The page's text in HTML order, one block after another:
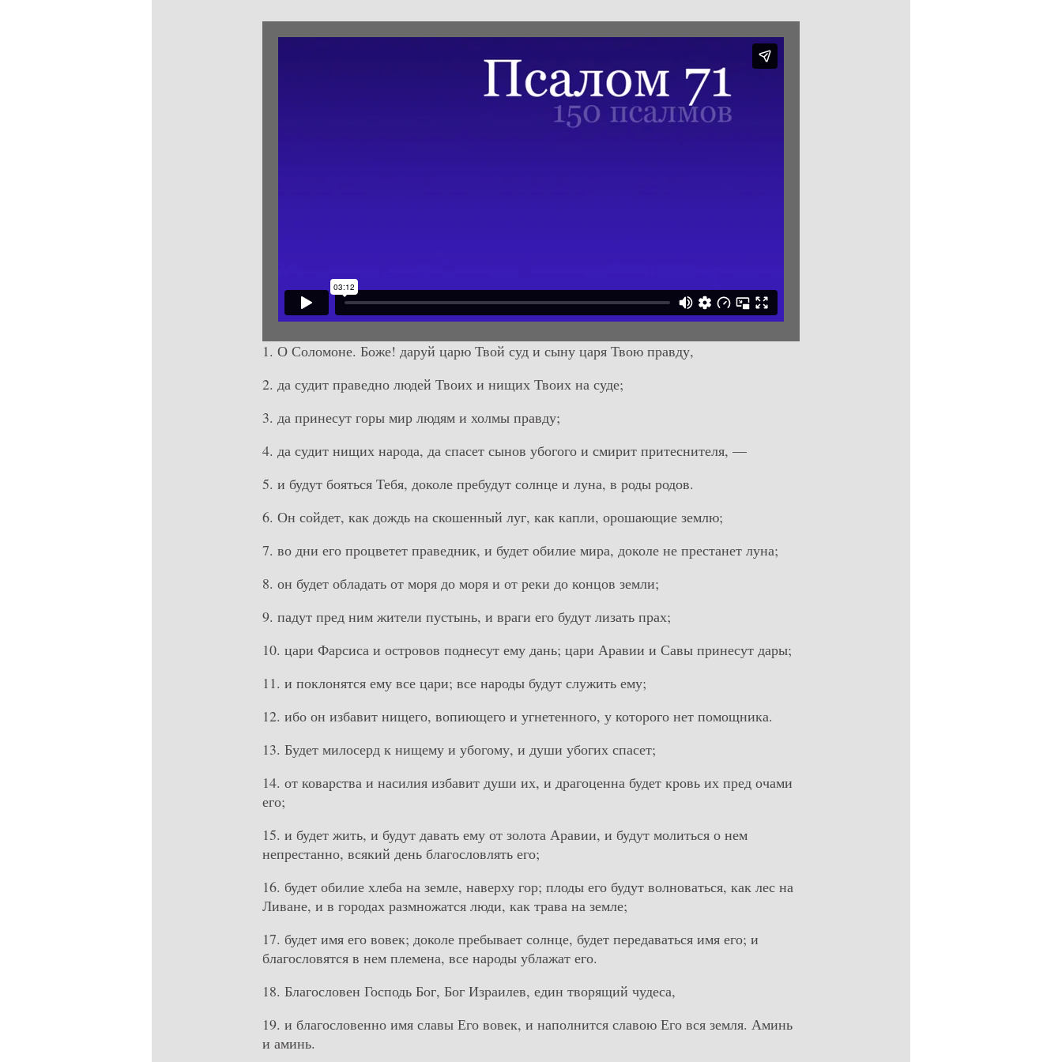
1. О Соломоне. Боже! даруй царю Твой суд и сыну царя Твою правду,
2. да судит праведно людей Твоих и нищих Твоих на суде;
3. да принесут горы мир людям и холмы правду;
4. да судит нищих народа, да спасет сынов убогого и смирит притеснителя, —
5. и будут бояться Тебя, доколе пребудут солнце и луна, в роды родов.
6. Он сойдет, как дождь на скошенный луг, как капли, орошающие землю;
7. во дни его процветет праведник, и будет обилие мира, доколе не престанет луна;
8. он будет обладать от моря до моря и от реки до концов земли;
9. падут пред ним жители пустынь, и враги его будут лизать прах;
10. цари Фарсиса и островов поднесут ему дань; цари Аравии и Савы принесут дары;
11. и поклонятся ему все цари; все народы будут служить ему;
12. ибо он избавит нищего, вопиющего и угнетенного, у которого нет помощника.
13. Будет милосерд к нищему и убогому, и души убогих спасет;
14. от коварства и насилия избавит души их, и драгоценна будет кровь их пред очами
его;
15. и будет жить, и будут давать ему от золота Аравии, и будут молиться о нем
непрестанно, всякий день благословлять его;
16. будет обилие хлеба на земле, наверху гор; плоды его будут волноваться, как лес на
Ливане, и в городах размножатся люди, как трава на земле;
17. будет имя его вовек; доколе пребывает солнце, будет передаваться имя его; и
благословятся в нем племена, все народы ублажат его.
18. Благословен Господь Бог, Бог Израилев, един творящий чудеса,
19. и благословенно имя славы Его вовек, и наполнится славою Его вся земля. Аминь
и аминь.